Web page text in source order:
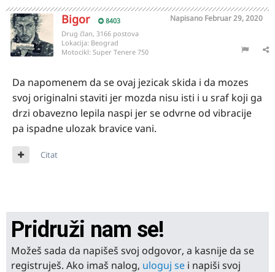
Bigor 8403 Napisano Februar 29, 2020
Drug član, 3166 postova
Lokacija: Beograd
Motocikl: Super Tenere 750
Da napomenem da se ovaj jezicak skida i da mozes
svoj originalni staviti jer mozda nisu isti i u sraf koji ga
drzi obavezno lepila naspi jer se odvrne od vibracije
pa ispadne ulozak bravice vani.
Citat
Pridruži nam se!
Možeš sada da napišeš svoj odgovor, a kasnije da se
registruješ. Ako imaš nalog, uloguj se i napiši svoj